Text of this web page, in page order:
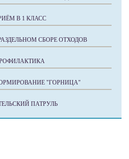
В 1 КЛАСС
СБОРЕ ОТХОДОВ
"ГОРНИЦА"
ПАТРУЛЬ